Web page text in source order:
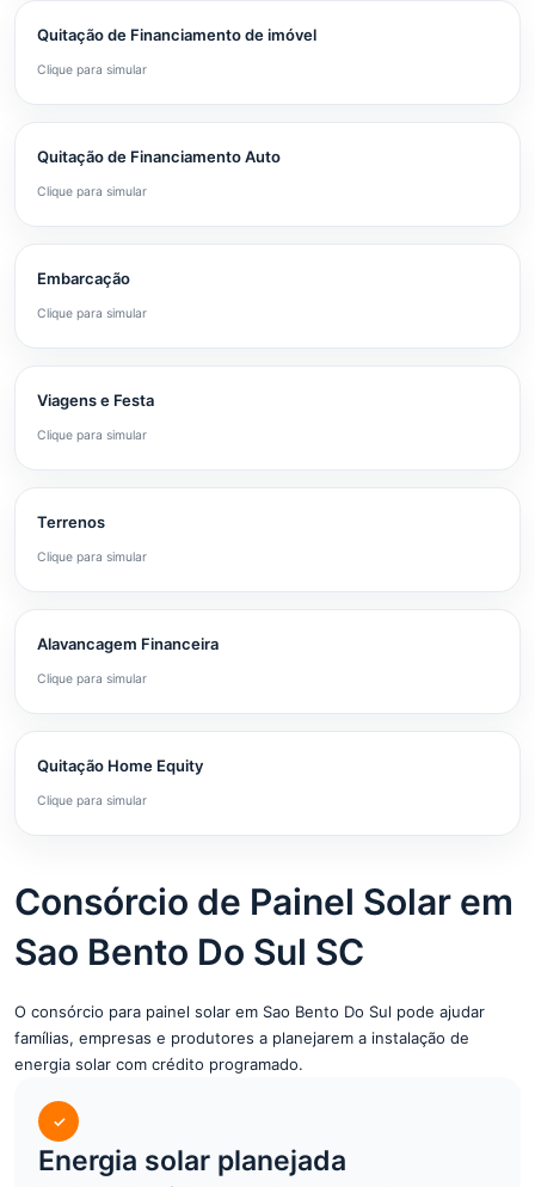
Quitação de Financiamento de imóvel
Clique para simular
Quitação de Financiamento Auto
Clique para simular
Embarcação
Clique para simular
Viagens e Festa
Clique para simular
Terrenos
Clique para simular
Alavancagem Financeira
Clique para simular
Quitação Home Equity
Clique para simular
Consórcio de Painel Solar em
Sao Bento Do Sul SC
O consórcio para painel solar em Sao Bento Do Sul pode ajudar
famílias, empresas e produtores a planejarem a instalação de
energia solar com crédito programado.
✓
Energia solar planejada